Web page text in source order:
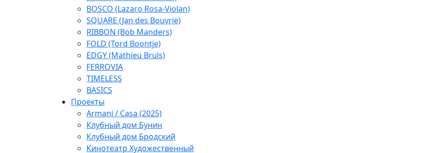
BOSCO (Lazaro Rosa-Violan)
SQUARE (Jan des Bouvrie)
RIBBON (Bob Manders)
FOLD (Tord Boontje)
EDGY (Mathieu Bruls)
FERROVIA
TIMELESS
BASICS
Проекты
Armani / Casa (2025)
Клубный дом Бунин
Клубный дом Бродский
Кинотеатр Художественный